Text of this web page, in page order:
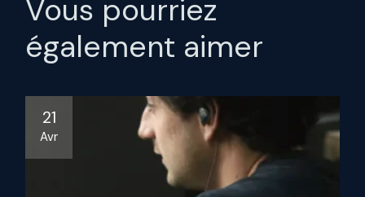
Vous pourriez
également aimer
21
Avr